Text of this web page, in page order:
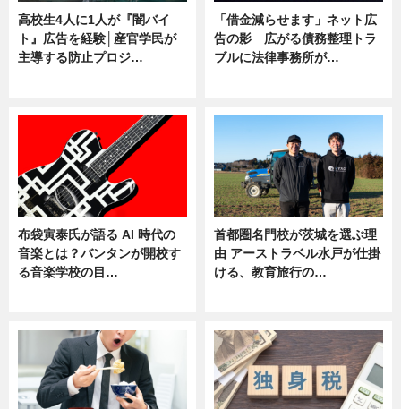
高校生4人に1人が『闇バイ
ト』広告を経験│産官学民が
主導する防止プロジ…
「借金減らせます」ネット広
告の影 広がる債務整理トラ
ブルに法律事務所が…
布袋寅泰氏が語る AI 時代の
音楽とは？バンタンが開校す
る音楽学校の目…
首都圏名門校が茨城を選ぶ理
由 アーストラベル水戸が仕掛
ける、教育旅行の…